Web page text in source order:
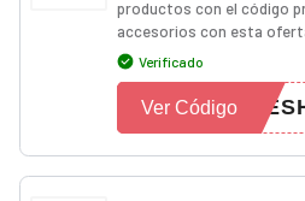
productos con el código
accesorios con esta
Verificado
Ver Código